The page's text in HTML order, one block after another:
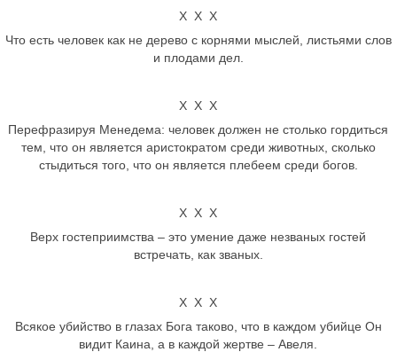
Х Х Х
Что есть человек как не дерево с корнями мыслей, листьями слов
и плодами дел.
Х Х Х
Перефразируя Менедема: человек должен не столько гордиться
тем, что он является аристократом среди животных, сколько
стыдиться того, что он является плебеем среди богов.
Х Х Х
Верх гостеприимства – это умение даже незваных гостей
встречать, как званых.
Х Х Х
Всякое убийство в глазах Бога таково, что в каждом убийце Он
видит Каина, а в каждой жертве – Авеля.